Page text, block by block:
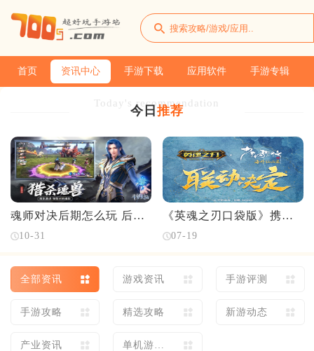
首页 资讯中心 手游下载 应用软件 手游专辑
Today's recommendation
今日 推荐
魂师对决后期怎么玩 后期
玩法介绍
10-31
《英魂之刃口袋版》携手
《少年歌行》演绎“何为国
07-19
全部资讯 游戏资讯 手游评测
手游攻略 精选攻略 新游动态
产业资讯 单机游戏